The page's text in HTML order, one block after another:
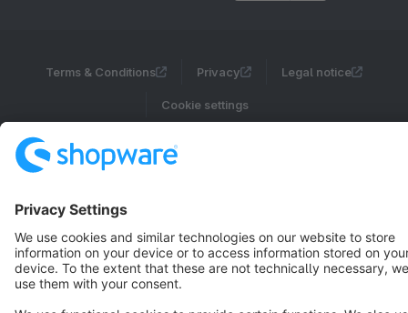
Terms & Conditions Privacy Legal notice
Cookie settings
Copyright © shopware AG - All rights reserved
Notice: * All prices are quoted net of the statutory value-added tax